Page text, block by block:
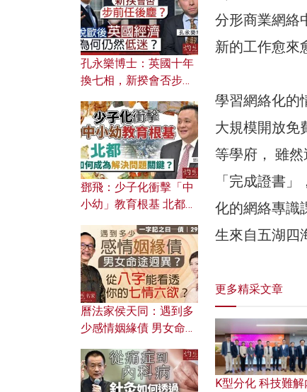
分形商業網絡
新的工作愈來
學習網絡化的
大規模開放免
等學府， 雖
「完成證書
化的網絡專識
生來自五湖四
更多精采文章
K型分化 科技難解
孔永樂博士：英國十年
換七相，新揆會否步前
濟為何仍然低迷？
鄧飛：少子化衝擊「中
小幼」教育根基 北都如
曆法家侯天同：遇到多
少感情姻緣債 男女命途
的七情六欲？